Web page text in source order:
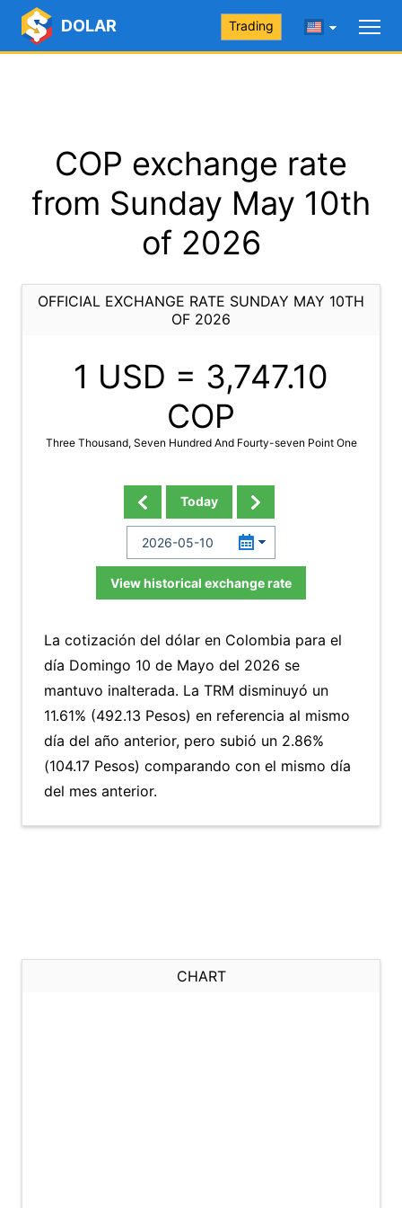
DOLAR Trading
COP exchange rate
from Sunday May 10th
of 2026
OFFICIAL EXCHANGE RATE SUNDAY MAY 10TH
OF 2026
1 USD = 3,747.10
COP
Three Thousand, Seven Hundred And Fourty-seven Point One
Today
View historical exchange rate
La cotización del dólar en Colombia para el
día Domingo 10 de Mayo del 2026 se
mantuvo inalterada. La TRM disminuyó un
11.61% (492.13 Pesos) en referencia al mismo
día del año anterior, pero subió un 2.86%
(104.17 Pesos) comparando con el mismo día
del mes anterior.
CHART